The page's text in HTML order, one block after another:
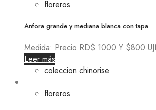
floreros
Anfora grande y mediana blanca con tapa
Medida: Precio RD$ 1000 Y $800
Leer más
coleccion chinorise
floreros